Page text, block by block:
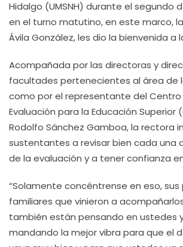
Hidalgo (UMSNH) durante el segundo
en el turno matutino, en este marco,
Ávila González, les dio la bienvenida a
Acompañada por las directoras y
facultades pertenecientes al área de
como por el representante del Centro
Evaluación para la Educación Superior
Rodolfo Sánchez Gamboa, la rectora
sustentantes a revisar bien cada una
de la evaluación y a tener confianza
“Solamente concéntrense en eso,
familiares que vinieron a
también están pensando en ustedes
mandando la mejor vibra para que el